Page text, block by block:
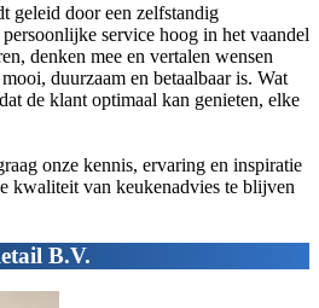
geleid door een zelfstandig
service hoog in het vaandel
denken mee en vertalen wensen
duurzaam en betaalbaar is. Wat
de klant optimaal kan genieten, elke
onze kennis, ervaring en inspiratie
kwaliteit van keukenadvies te blijven
B.V.